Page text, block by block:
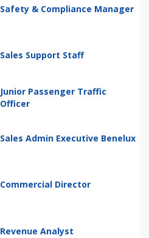
Safety & Compliance Manager
Sales Support Staff
Junior Passenger Traffic
Officer
Sales Admin Executive Benelux
Commercial Director
Revenue Analyst